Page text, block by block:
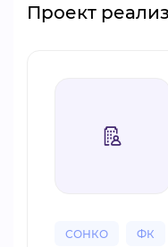
Проект
СОНКО ФК